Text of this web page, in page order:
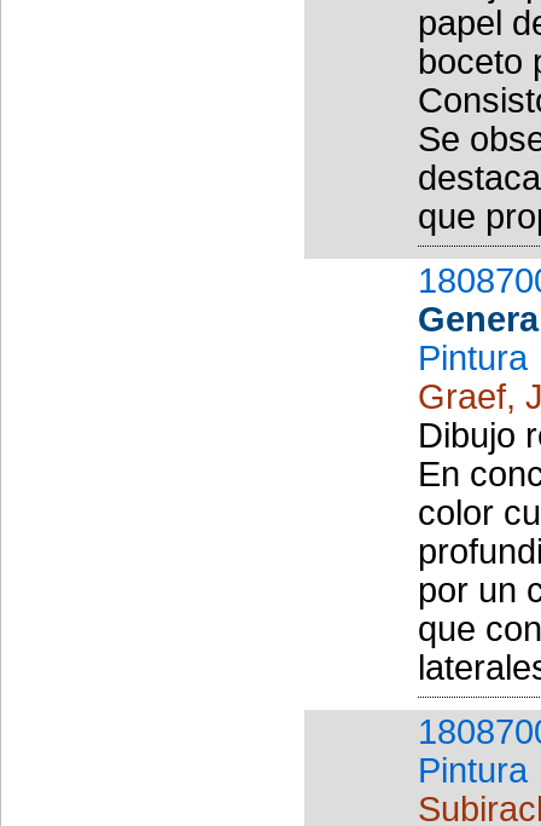
papel
boceto
Se
que
Pintura
Graef,
Dibujo
En
color
por un
que
Pintura